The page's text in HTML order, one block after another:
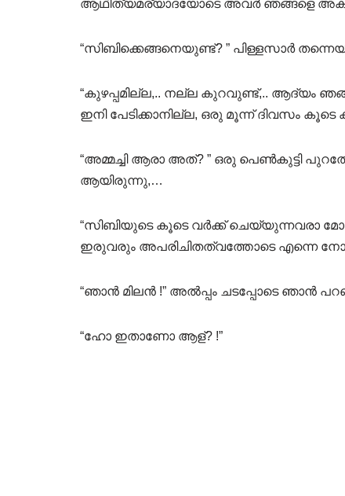
ആഥിത്യമര്യാദയോടെ അവർ ഞങ്ങളെ
“സിബിക്കെങ്ങനെയുണ്ട്? ” പിള്ളസാർ
“കുഴപ്പമില്ല,.. നല്ല കുറവുണ്ട്,.. ആദ്യം
ഇനി പേടിക്കാനില്ല, ഒരു മൂന്ന് ദിവസം കൂടെ
“അമ്മച്ചി ആരാ അത്? ” ഒരു പെൺകുട്ടി
ആയിരുന്നു,…
“സിബിയുടെ കൂടെ വർക്ക്‌ ചെയ്യുന്നവരാ
ഇരുവരും അപരിചിതത്വത്തോടെ എന്നെ
“ഞാൻ മിലൻ !” അൽപ്പം ചടപ്പോടെ ഞാൻ
“ഹോ ഇതാണോ ആള്? !”